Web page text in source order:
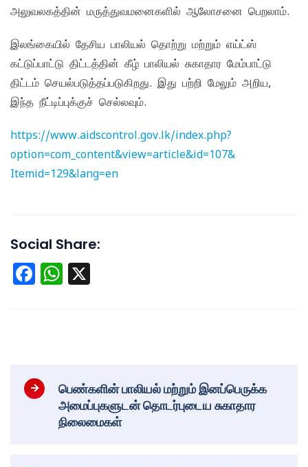
பெண்களின் பாலியல் மற்றும் இனப்பெருக்க
அமைப்புகளுடன் தொடர்புடைய சுகாதார
நிலைமைகள்
அலுவலகத்தின் மருத்துவமனைகளில் ஆலோசனை பெறலாம்.
இலங்கையில் தேசிய பாலியல் தொற்று மற்றும் எய்ட்ஸ்
கட்டுப்பாட்டு திட்டத்தின் கீழ் பாலியல் சுகாதார மேம்பாட்டு
திட்டம் செயல்படுத்தப்படுகிறது. இது பற்றி மேலும் அறிய,
இந்த நீட்டிப்புக்குச் செல்லவும்.
https://www.aidscontrol.gov.lk/index.php?
option=com_content&view=article&id=107&
Itemid=129&lang=en
Social Share:
Facebook
WhatsApp